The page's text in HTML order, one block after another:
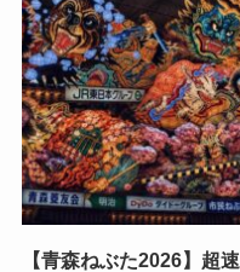
【青森ねぶた2026】超速